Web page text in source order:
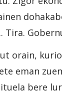
Tira.
orain,
eman zuen
bere